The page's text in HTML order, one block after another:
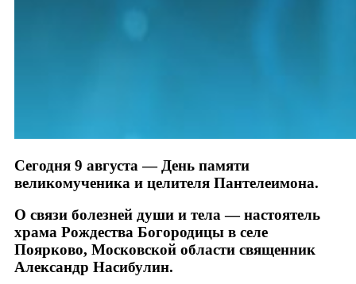
Сегодня 9 августа — День памяти
великомученика и целителя Пантелеимона.
О связи болезней души и тела — настоятель
храма Рождества Богородицы в селе
Поярково, Московской области священник
Александр Насибулин.